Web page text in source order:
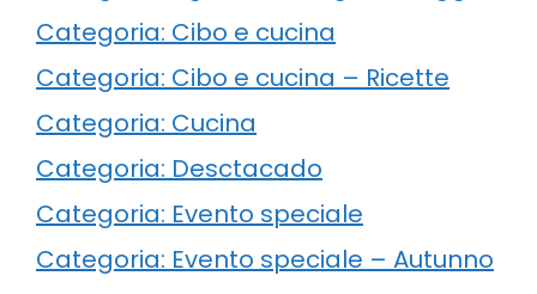
Categoria: Cibo e cucina
Categoria: Cibo e cucina – Ricette
Categoria: Cucina
Categoria: Desctacado
Categoria: Evento speciale
Categoria: Evento speciale – Autunno